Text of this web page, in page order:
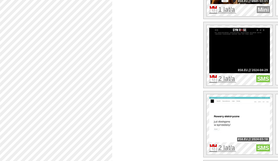
1 lat/a Mini
2 lat/a SMS
2 lat/a SMS